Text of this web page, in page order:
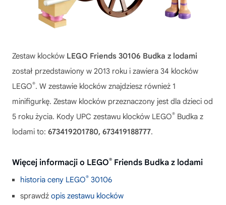
Zestaw klocków LEGO Friends 30106 Budka z lodami
został przedstawiony w 2013 roku i zawiera 34 klocków
LEGO®. W zestawie klocków znajdziesz również 1
minifigurkę. Zestaw klocków przeznaczony jest dla dzieci od
5 roku życia. Kody UPC zestawu klocków LEGO® Budka z
lodami to: 673419201780, 673419188777.
Więcej informacji o LEGO® Friends Budka z lodami
historia ceny LEGO® 30106
sprawdź opis zestawu klocków